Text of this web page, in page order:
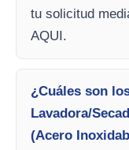
tu solicitud
AQUI.
¿Cuáles son
Lavadora/
(Acero